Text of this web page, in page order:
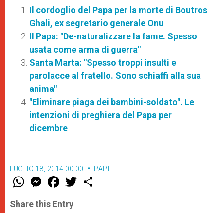
Il cordoglio del Papa per la morte di Boutros
Ghali, ex segretario generale Onu
Il Papa: "De-naturalizzare la fame. Spesso
usata come arma di guerra"
Santa Marta: "Spesso troppi insulti e
parolacce al fratello. Sono schiaffi alla sua
anima"
"Eliminare piaga dei bambini-soldato". Le
intenzioni di preghiera del Papa per
dicembre
LUGLIO 18, 2014 00:00 PAPI
W
t
s
M
e
s
e
F
a
e
b
w
Share this Entry